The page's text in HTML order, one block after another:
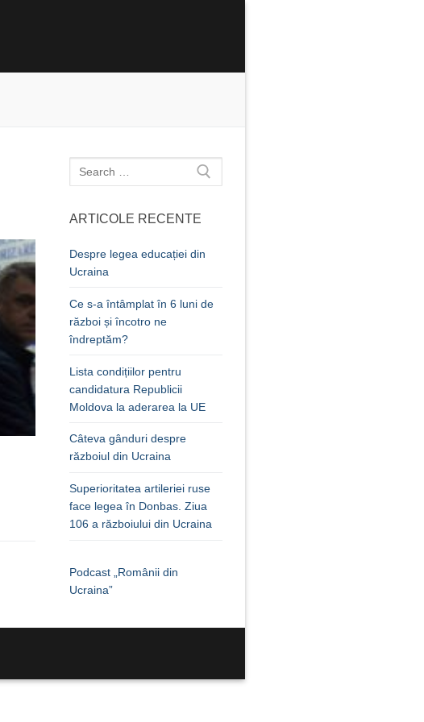
Caută
după:
ARTICOLE RECENTE
Despre legea educației din
Ucraina
Ce s-a întâmplat în 6 luni de
război și încotro ne
îndreptăm?
Lista condițiilor pentru
candidatura Republicii
Moldova la aderarea la UE
Câteva gânduri despre
războiul din Ucraina
Superioritatea artileriei ruse
face legea în Donbas. Ziua
106 a războiului din Ucraina
Podcast „Românii din
Ucraina”